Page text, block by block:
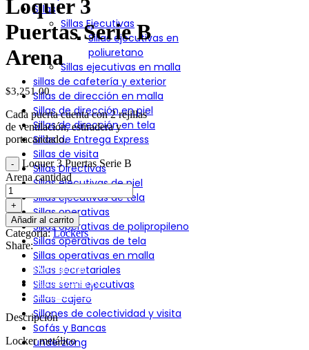
Sillas
Sillas Ejecutivas
Sillas ejecutivas en
poliuretano
Sillas ejecutivas en malla
sillas de cafetería y exterior
Sillas de dirección en malla
Sillas de dirección en piel
Sillas de dirección en tela
Sillas de Entrega Express
Sillas de visita
Sillas Directivas
Sillas ejecutivas de piel
Sillas ejecutivas de tela
Sillas operativas
Sillas operativas de polipropileno
Sillas operativas de tela
Sillas operativas en malla
Sillas secretariales
Sillas semi ejecutivas
Sillas-cajero
Sillones de colectividad y visita
Sofás y Bancas
underzlong
Loquer 3
Puertas Serie B
Arena
$3,251.00
Cada puerta cuenta con 2 rejillas
de ventilación, estiradera y
portacandado.
Loquer 3 Puertas Serie B
Arena cantidad
Añadir al carrito
Categoría: Lockers
Share:
Descripción
Valoraciones (0)
Shipping & Delivery
Descripción
Locker metálico